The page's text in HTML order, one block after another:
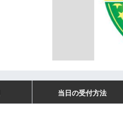
当日の受付方法